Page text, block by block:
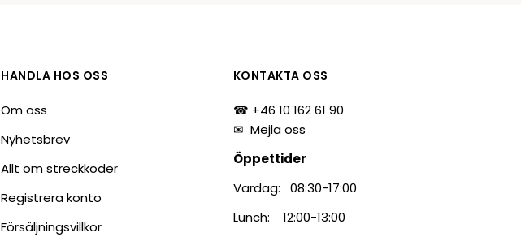
HANDLA HOS OSS
Om oss
Nyhetsbrev
Allt om streckkoder
Registrera konto
Försäljningsvillkor
KONTAKTA OSS
☎ +46 10 162 61 90
✉ Mejla oss
Öppettider
Vardag: 08:30-17:00
Lunch: 12:00-13:00